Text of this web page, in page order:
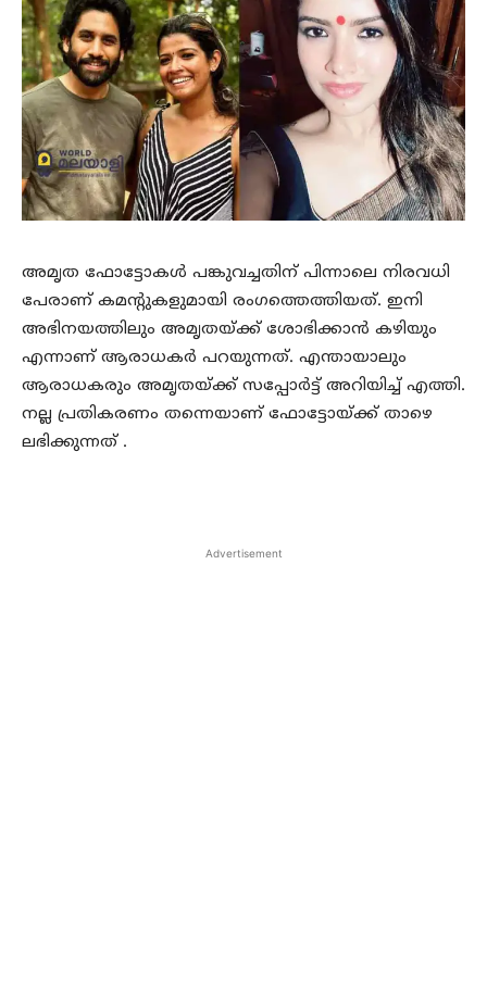
അമൃത ഫോട്ടോകള്‍ പങ്കുവച്ചതിന് പിന്നാലെ നിരവധി
പേരാണ് കമന്റുകളുമായി രംഗത്തെത്തിയത്. ഇനി
അഭിനയത്തിലും അമൃതയ്ക്ക് ശോഭിക്കാന്‍ കഴിയും
എന്നാണ് ആരാധകര്‍ പറയുന്നത്. എന്തായാലും
ആരാധകരും അമൃതയ്ക്ക് സപ്പോര്‍ട്ട് അറിയിച്ച് എത്തി.
നല്ല പ്രതികരണം തന്നെയാണ് ഫോട്ടോയ്ക്ക് താഴെ
ലഭിക്കുന്നത് .
Advertisement